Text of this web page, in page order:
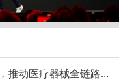
亿高医疗携手技术专家李国庆，推动医疗器械全链路管理升级